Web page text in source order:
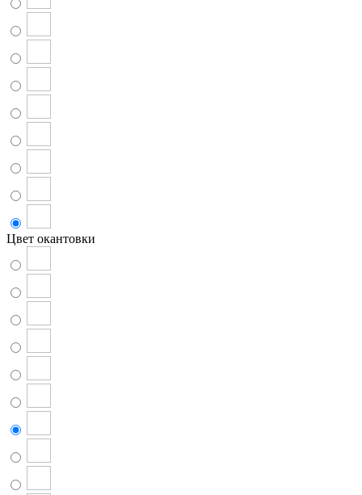
Цвет окантовки